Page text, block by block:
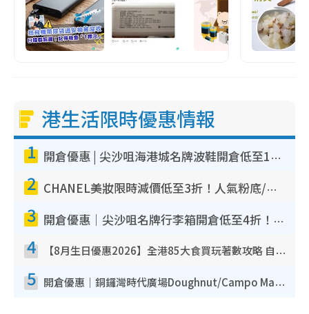
港生活限時優惠情報
1 開倉優惠 | 尖沙咀海港城名牌波鞋開倉低至1折！On鞋$899起／Joy&Peace鞋履$98起
2 CHANEL美妝限時減價低至3折！人氣粉底/唇膏/精華液低至$275！COCO香水都有平
3 開倉優惠｜尖沙咀名牌行李箱開倉低至4折！一連5日 American Tourister/ace./Hallmark $200起！
4 【8月生日優惠2026】全港85大食買玩著數攻略 自助餐/火鍋放題同行免費＋誠品/DONKI送現金券
5 開倉優惠｜銅鑼灣時代廣場Doughnut/Campo Marzio開倉低至1折！背囊、書包、手袋劈價$200起